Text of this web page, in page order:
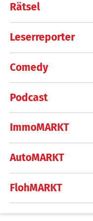
Rätsel
Leserreporter
Comedy
Podcast
ImmoMARKT
AutoMARKT
FlohMARKT